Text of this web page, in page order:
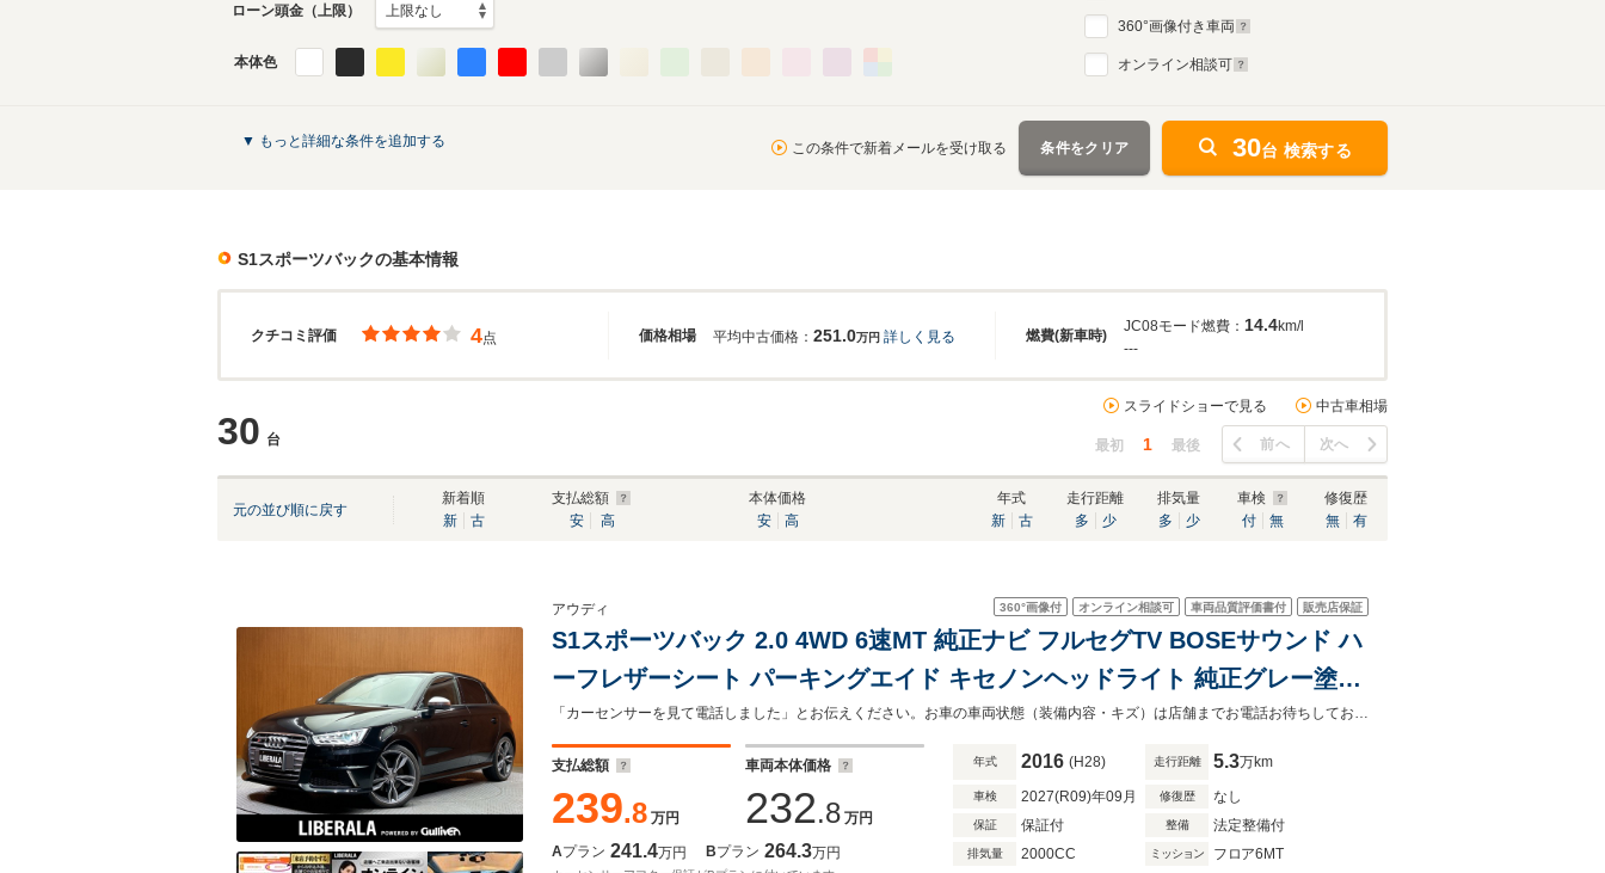
ローン頭金（上限）
本体色
360°画像付き車両
オンライン相談可
▼ もっと詳細な条件を追加する この条件で新着メールを受け取る 条件をクリア 30台 検索する
S1スポーツバックの基本情報
クチコミ評価 価格相場 燃費(新車時)
4点 平均中古価格： 251.0万円 詳しく見る
JC08モード燃費： 14.4km/l
---
30 台
スライドショーで見る 中古車相場
最初 1 最後 前へ 次へ
元の並び順に戻す
新着順
新
古
支払総額
安
高
本体価格
安
高
年式
新
古
走行距離
多
少
排気量
多
少
車検
付
無
修復歴
無
有
360°画像付 オンライン相談可 車両品質評価書付 販売店保証
アウディ
S1スポーツバック 2.0 4WD 6速MT 純正ナビ フルセグTV BOSEサウンド ハ
ーフレザーシート パーキングエイド キセノンヘッドライト 純正グレー塗装
18インチAW アイドリングストップ クリアランスソナー オートライト アウ
ディドライブセレクト
「カーセンサーを見て電話しました」とお伝えください。お車の車両状態（装備内容・キズ）は店舗までお電話お待ちしております。
支払総額
239.8 万円
車両本体価格
232.8 万円
Aプラン 241.4万円 Bプラン 264.3万円
年式 2016 (H28) 走行距離 5.3万km
車検 2027(R09)年09月 修復歴 なし
保証 保証付 整備 法定整備付
排気量 2000CC ミッション フロア6MT